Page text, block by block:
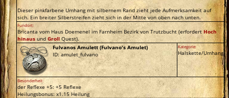
Dieser pinkfarbene Umhang mit silbernem Rand zieht jede Aufmerksamkeit auf
sich. Ein breiter Silberstreifen zieht sich in der Mitte von oben nach unten.
Fundort:
Bricanta vom Haus Doemenel im Farnheim Bezirk von Trutzbucht (erfordertHoch
hinausundGrollQuest).
Fulvanos Amulett (Fulvano's Amulet)
ID: amulet_fulvano
Kategorie:
Halskette/Umhang
Besonderheit:
der Reflexe +5: +5 Reflexe
Heilungsbonus: x1.15 Heilung